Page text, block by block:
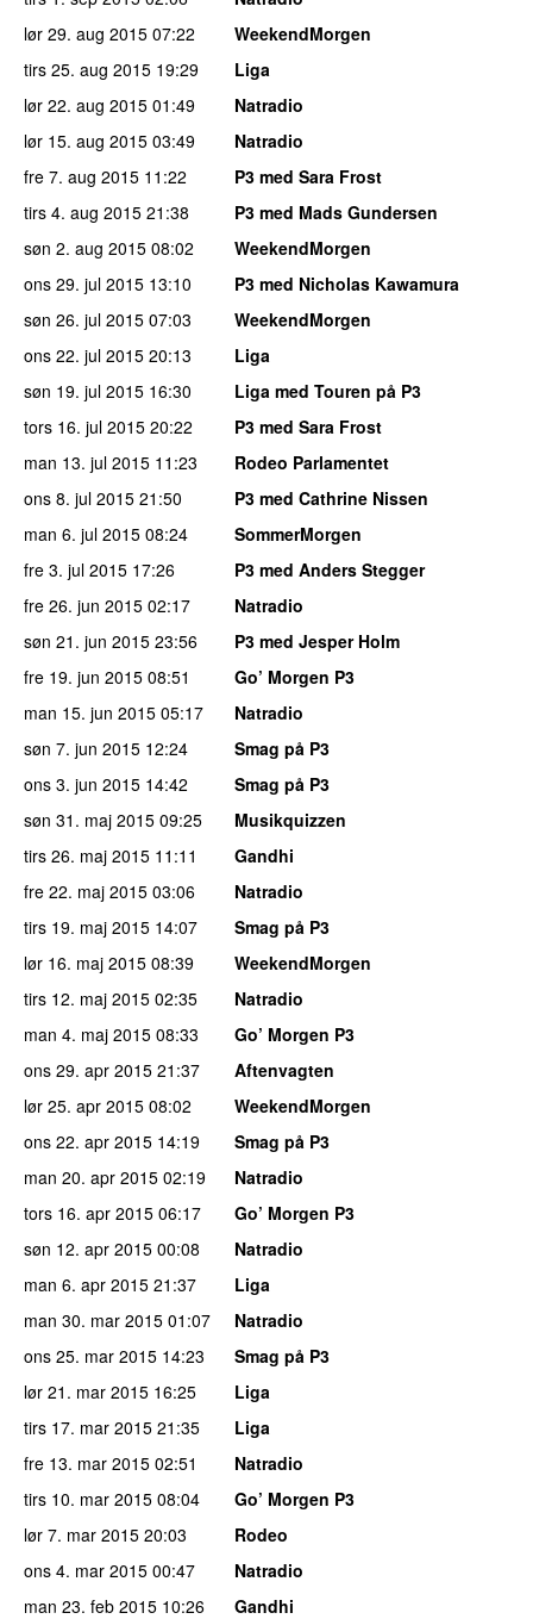
lør 29. aug 2015 07:22
WeekendMorgen
tirs 25. aug 2015 19:29
Liga
lør 22. aug 2015 01:49
Natradio
lør 15. aug 2015 03:49
Natradio
fre 7. aug 2015 11:22
P3 med Sara Frost
tirs 4. aug 2015 21:38
P3 med Mads Gundersen
søn 2. aug 2015 08:02
WeekendMorgen
ons 29. jul 2015 13:10
P3 med Nicholas Kawamura
søn 26. jul 2015 07:03
WeekendMorgen
ons 22. jul 2015 20:13
Liga
søn 19. jul 2015 16:30
Liga med Touren på P3
tors 16. jul 2015 20:22
P3 med Sara Frost
man 13. jul 2015 11:23
Rodeo Parlamentet
ons 8. jul 2015 21:50
P3 med Cathrine Nissen
man 6. jul 2015 08:24
SommerMorgen
fre 3. jul 2015 17:26
P3 med Anders Stegger
fre 26. jun 2015 02:17
Natradio
søn 21. jun 2015 23:56
P3 med Jesper Holm
fre 19. jun 2015 08:51
Go’ Morgen P3
man 15. jun 2015 05:17
Natradio
søn 7. jun 2015 12:24
Smag på P3
ons 3. jun 2015 14:42
Smag på P3
søn 31. maj 2015 09:25
Musikquizzen
tirs 26. maj 2015 11:11
Gandhi
fre 22. maj 2015 03:06
Natradio
tirs 19. maj 2015 14:07
Smag på P3
lør 16. maj 2015 08:39
WeekendMorgen
tirs 12. maj 2015 02:35
Natradio
man 4. maj 2015 08:33
Go’ Morgen P3
ons 29. apr 2015 21:37
Aftenvagten
lør 25. apr 2015 08:02
WeekendMorgen
ons 22. apr 2015 14:19
Smag på P3
man 20. apr 2015 02:19
Natradio
tors 16. apr 2015 06:17
Go’ Morgen P3
søn 12. apr 2015 00:08
Natradio
man 6. apr 2015 21:37
Liga
man 30. mar 2015 01:07
Natradio
ons 25. mar 2015 14:23
Smag på P3
lør 21. mar 2015 16:25
Liga
tirs 17. mar 2015 21:35
Liga
fre 13. mar 2015 02:51
Natradio
tirs 10. mar 2015 08:04
Go’ Morgen P3
lør 7. mar 2015 20:03
Rodeo
ons 4. mar 2015 00:47
Natradio
man 23. feb 2015 10:26
Gandhi